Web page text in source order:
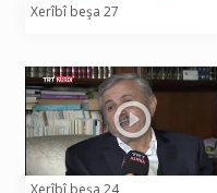
Xerîbî beşa 27
Xerîbî beşa 24